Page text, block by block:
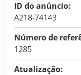
ID do anúncio:
A218-74143
Número de
1285
Atualização: